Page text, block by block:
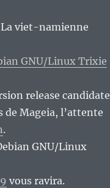
viet-namienne
GNU/Linux Trixie
release candidate
de Mageia, l’attente
.
GNU/Linux
vous ravira.